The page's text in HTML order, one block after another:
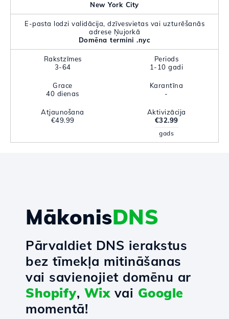
New York City
E-pasta lodzi validācija, dzīvesvietas vai uzturēšanās
adrese Ņujorkā
Domēna termini .nyc
Rakstzīmes
3-64
Periods
1-10 gadi
Grace
40 dienas
Karantīna
-
Atjaunošana
€49.99
Aktivizācija
€32.99
gads
MākonisDNS
Pārvaldiet DNS ierakstus
bez tīmekļa mitināšanas
vai savienojiet domēnu ar
Shopify, Wixvai Google
momentā!